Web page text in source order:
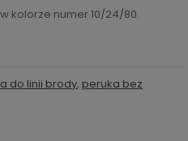
kolorze numer 10/24/80.
do linii brody, peruka bez